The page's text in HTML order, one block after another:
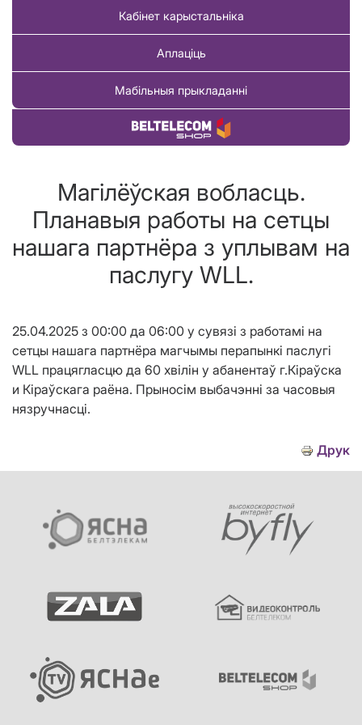
Кабінет карыстальніка
Аплаціць
Мабільныя прыкладанні
Купіць тавар
Магілёўская вобласць.
Планавыя работы на сетцы
нашага партнёра з уплывам на
паслугу WLL.
25.04.2025 з 00:00 да 06:00 у сувязі з работамi на
сетцы нашага партнёра магчымы перапынкi паслугі
WLL працягласцю да 60 хвілін у абанентаў г.Кіраўска
и Кіраўскага раёна. Прыносім выбачэнні за часовыя
нязручнасці.
Друк